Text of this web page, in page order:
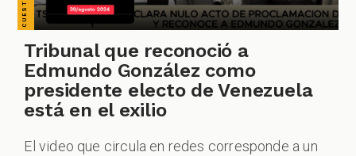
Tribunal que reconoció a
Edmundo González como
presidente electo de Venezuela
está en el exilio
El video que circula en redes corresponde a un